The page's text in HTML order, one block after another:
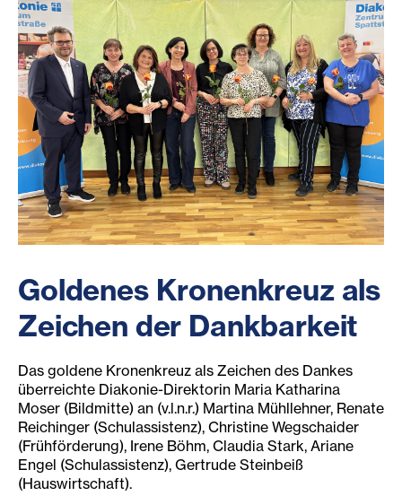
Goldenes Kronenkreuz als
Zeichen der Dankbarkeit
Das goldene Kronenkreuz als Zeichen des Dankes
überreichte Diakonie-Direktorin Maria Katharina
Moser (Bildmitte) an (v.l.n.r.) Martina Mühllehner, Renate
Reichinger (Schulassistenz), Christine Wegschaider
(Frühförderung), Irene Böhm, Claudia Stark, Ariane
Engel (Schulassistenz), Gertrude Steinbeiß
(Hauswirtschaft).